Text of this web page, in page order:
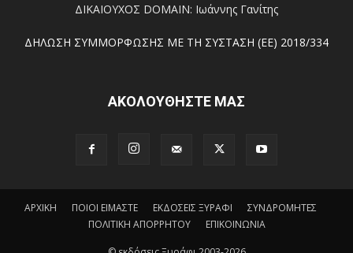
ΔΙΚΑΙΟΥΧΟΣ DOMAIN: Ιωάννης Γανίτης
ΔΗΛΩΣΗ ΣΥΜΜΟΡΦΩΣΗΣ ΜΕ ΤΗ ΣΥΣΤΑΣΗ (ΕΕ) 2018/334
ΑΚΟΛΟΥΘΗΣΤΕ ΜΑΣ
ΑΡΧΙΚΗ ΠΟΙΟΙ ΕΙΜΑΣΤΕ ΕΚΔΟΣΕΙΣ ΞΥΡΑΦΙ
ΣΥΝΔΡΟΜΗΤΕΣ
ΠΟΛΙΤΙΚΗ ΑΠΟΡΡΗΤΟΥ
ΕΠΙΚΟΙΝΩΝΙΑ